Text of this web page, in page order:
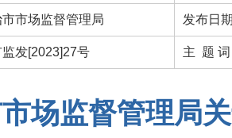
市场监督管理局 发布日
发[2023]27号 主 题 词
场监督管理局